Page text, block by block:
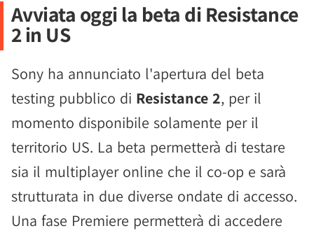
Avviata oggi la beta di Resistance
2 in US
Sony ha annunciato l'apertura del beta
testing pubblico di Resistance 2, per il
momento disponibile solamente per il
territorio US. La beta permetterà di testare
sia il multiplayer online che il co-op e sarà
strutturata in due diverse ondate di accesso.
Una fase Premiere permetterà di accedere